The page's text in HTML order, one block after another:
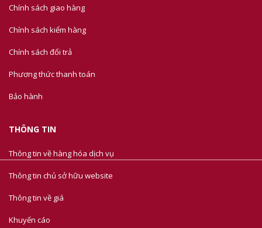
Chính sách giao hàng
Chính sách kiểm hàng
Chính sách đổi trả
Phương thức thanh toán
Bảo hành
THÔNG TIN
Thông tin về hàng hóa dịch vụ
Thông tin chủ sở hữu website
Thông tin về giá
Khuyến cáo